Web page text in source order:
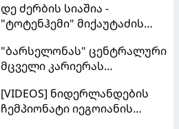
დე ძერბის სიაშია -
"ტოტენჰემი" მიქაუტაძის
"ბარსელონას" ცენტრალური
მცველი კარიერას
გააგრძელებს
[VIDEOS] ნიდერლანდების
ჩემპიონატი იეგოიანის